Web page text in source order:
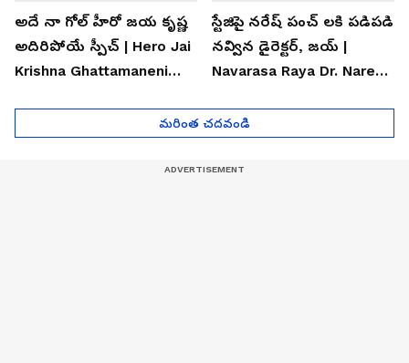
అదే నా గోల్ హీరో జయ కృష్ణ
అదిరిపోయే స్పీచ్ | Hero Jai
Krishna Ghattamaneni
స్టేజిపై నరేష్ పంచ్ లకి పడిపడి
నవ్విన డైరెక్టర్, జయ్ |
Navarasa Raya Dr. Naresh
మరింత చదవండి